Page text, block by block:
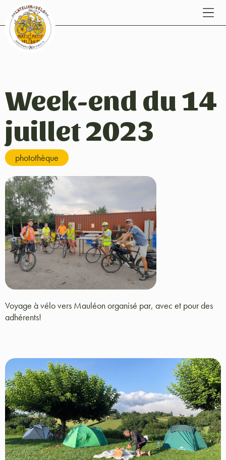
Week-end du 14
juillet 2023
photothèque
Voyage à vélo vers Mauléon organisé par, avec et pour des
adhérents!